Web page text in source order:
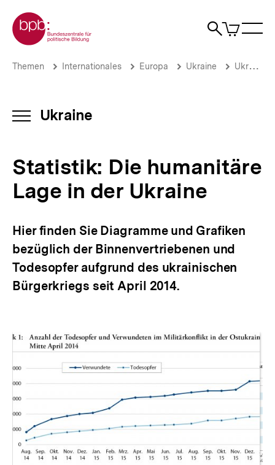
zum
Seiteninhalt
springen
Zur Startseite der bpb
Suche
Artikel
im
Statistik:
der
Ukraine-
Analysen
bpb.de
Brotkrümelnavigation
Pfadnavigation
Themen Internationales Europa Ukraine Ukraine-Analysen: Archiv 2016
INHALTSNAVIGATION
Ukraine
Statistik: Die humanitäre
Lage in der Ukraine
Hier finden Sie Diagramme und Grafiken
bezüglich der Binnenvertriebenen und
Todesopfer aufgrund des ukrainischen
Bürgerkriegs seit April 2014.
Inhaltskarussell
überspringen